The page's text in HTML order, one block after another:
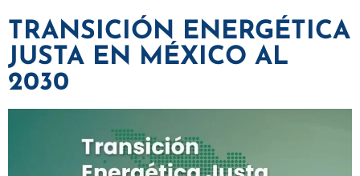
TRANSICIÓN ENERGÉTICA
JUSTA EN MÉXICO AL
2030